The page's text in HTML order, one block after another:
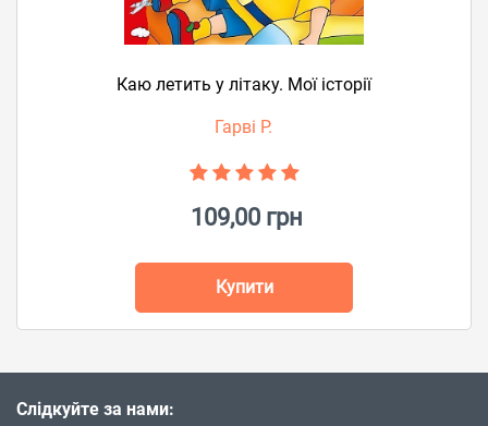
Каю летить у літаку. Мої історії
Гарві Р.
109,00 грн
Купити
Слідкуйте за нами: